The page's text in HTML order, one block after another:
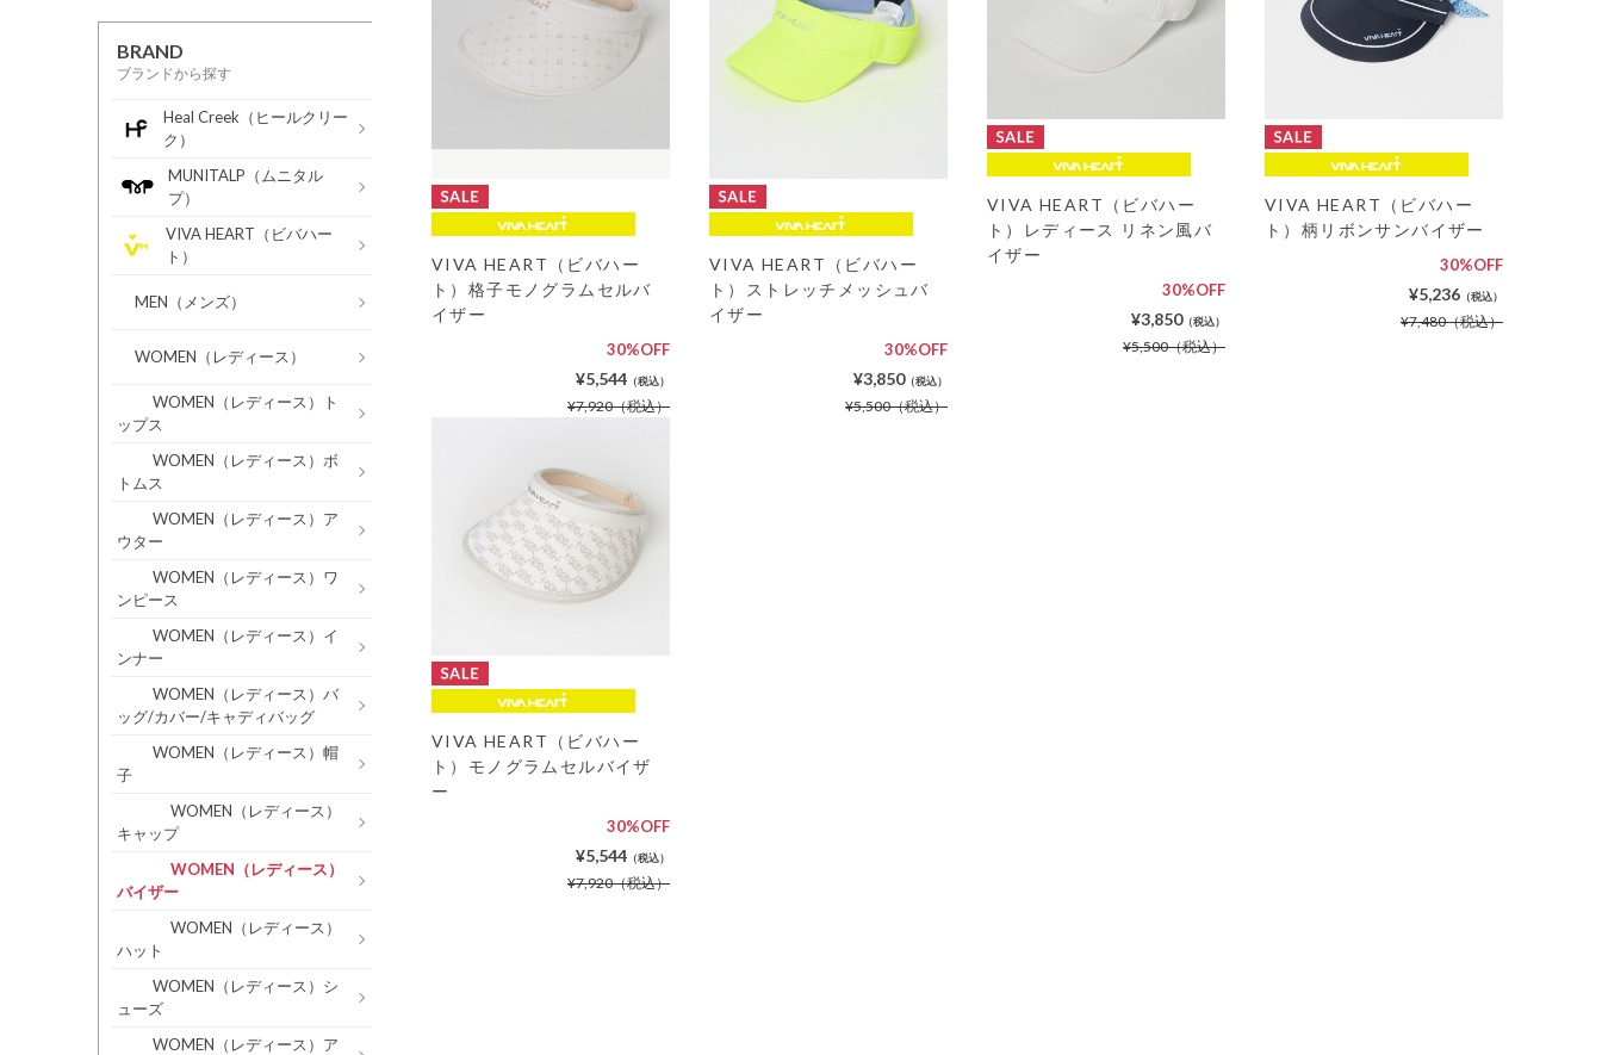
BRAND
ブランドから探す
Heal Creek（ヒールクリー
ク）
MUNITALP（ムニタル
プ）
VIVA HEART（ビバハー
ト）
MEN（メンズ）
WOMEN（レディース）
WOMEN（レディース）ト
ップス
WOMEN（レディース）ボ
トムス
WOMEN（レディース）ア
ウター
WOMEN（レディース）ワ
ンピース
WOMEN（レディース）イ
ンナー
WOMEN（レディース）バ
ッグ/カバー/キャディバッグ
WOMEN（レディース）帽
子
WOMEN（レディース）
キャップ
WOMEN（レディース）
バイザー
WOMEN（レディース）
ハット
WOMEN（レディース）シ
ューズ
WOMEN（レディース）ア
VIVA HEART（ビバハー
ト）格子モノグラムセルバ
イザー
30%OFF
¥5,544 （税込）
¥7,920（税込）
VIVA HEART（ビバハー
ト）ストレッチメッシュバ
イザー
30%OFF
¥3,850（税込）
¥5,500（税込）
VIVA HEART（ビバハー
ト）レディース リネン風バ
イザー
30%OFF
¥3,850（税込）
¥5,500（税込）
VIVA HEART（ビバハー
ト）柄リボンサンバイザー
30%OFF
¥5,236 （税込）
¥7,480（税込）
VIVA HEART（ビバハー
ト）モノグラムセルバイザ
ー
30%OFF
¥5,544 （税込）
¥7,920（税込）